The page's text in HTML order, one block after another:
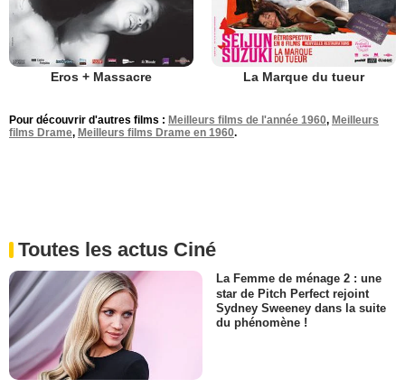
Eros + Massacre La Marque du tueur
Pour découvrir d'autres films : Meilleurs films de l'année 1960, Meilleurs
films Drame, Meilleurs films Drame en 1960.
Toutes les actus Ciné
La Femme de ménage 2 : une
star de Pitch Perfect rejoint
Sydney Sweeney dans la suite
du phénomène !